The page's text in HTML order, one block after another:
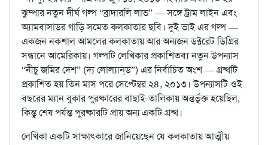
ঝুম্পার নতুন দীর্ঘ গল্প “ব্রাদারলি লাভ” — সঙ্গে ট্রাম লাইন এবং
অ্যামবাসাডর গাড়ি সমেত কলকাতার ছবি। দুই ভাই এর গল্প —
একজন নকশাল আমলের কলকাতায় আর অন্যজন ডক্টরেট ডিগ্রির
সন্ধানে আমেরিকায়। গল্পটি লেখিকার প্রকাশিতব্য নতুন উপন্যাস
“নীচু জমির দেশ” (দ্য লোল্যান্‌ড”) এর নির্বাচিত অংশ — গ্রন্থটি
প্রকাশিত হয় তিন মাস পরে সেপ্টেম্বর ২৪, ২০১৩। উপন্যাসটি ওই
বছরের ম্যান বুকার পুরষ্কারের বাছাই-তালিকায় অন্তর্ভূক্ত হয়েছিল,
কিন্তু শেষ পর্যন্ত পুরষ্কারটি প্রায় অন্য একটি গ্রন্থ।
লেখিকা একটি সাক্ষাৎকারে জানিয়েছেন যে কলকাতায় আত্মীয়